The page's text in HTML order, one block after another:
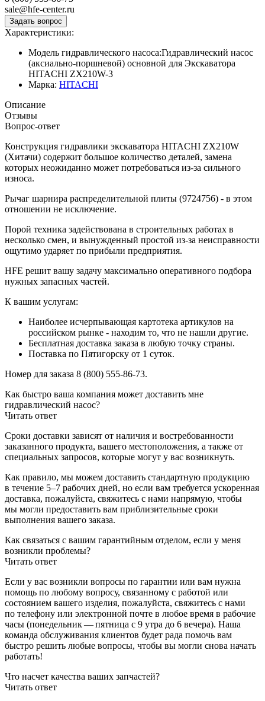
sale@hfe-center.ru
Характеристики:
Модель гидравлического насоса:Гидравлический насос
(аксиально-поршневой) основной для Экскаватора
HITACHI ZX210W-3
Марка: HITACHI
Описание
Отзывы
Вопрос-ответ
Конструкция гидравлики экскаватора HITACHI ZX210W
(Хитачи) содержит большое количество деталей, замена
которых неожиданно может потребоваться из-за сильного
износа.
Рычаг шарнира распределительной плиты (9724756) - в этом
отношении не исключение.
Порой техника задействована в строительных работах в
несколько смен, и вынужденный простой из-за неисправности
ощутимо ударяет по прибыли предприятия.
HFE решит вашу задачу максимально оперативного подбора
нужных запасных частей.
К вашим услугам:
Наиболее исчерпывающая картотека артикулов на
российском рынке - находим то, что не нашли другие.
Бесплатная доставка заказа в любую точку страны.
Поставка по Пятигорску от 1 суток.
Номер для заказа 8 (800) 555-86-73.
Как быстро ваша компания может доставить мне
гидравлический насос?
Читать ответ
Сроки доставки зависят от наличия и востребованности
заказанного продукта, вашего местоположения, а также от
специальных запросов, которые могут у вас возникнуть.
Как правило, мы можем доставить стандартную продукцию
в течение 5–7 рабочих дней, но если вам требуется ускоренная
доставка, пожалуйста, свяжитесь с нами напрямую, чтобы
мы могли предоставить вам приблизительные сроки
выполнения вашего заказа.
Как связаться с вашим гарантийным отделом, если у меня
возникли проблемы?
Читать ответ
Если у вас возникли вопросы по гарантии или вам нужна
помощь по любому вопросу, связанному с работой или
состоянием вашего изделия, пожалуйста, свяжитесь с нами
по телефону или электронной почте в любое время в рабочие
часы (понедельник — пятница с 9 утра до 6 вечера). Наша
команда обслуживания клиентов будет рада помочь вам
быстро решить любые вопросы, чтобы вы могли снова начать
работать!
Что насчет качества ваших запчастей?
Читать ответ